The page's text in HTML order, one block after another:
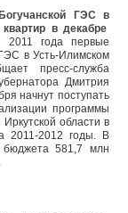
ГЭС в
в декабре
2011 года первые
в Усть-Илимском
пресс-служба
Дмитрия
начнут поступать
программы
области в
2011-2012 годы. В
бюджета 581,7 млн